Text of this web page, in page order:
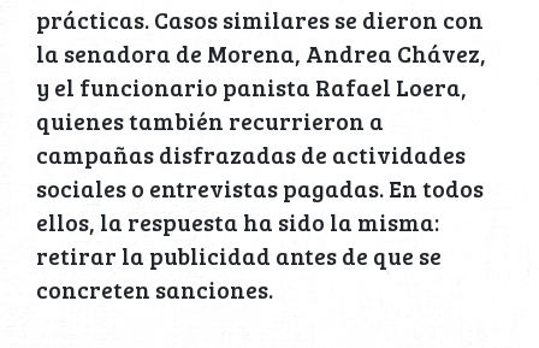
prácticas. Casos similares se dieron con
la senadora de Morena, Andrea Chávez,
y el funcionario panista Rafael Loera,
quienes también recurrieron a
campañas disfrazadas de actividades
sociales o entrevistas pagadas. En todos
ellos, la respuesta ha sido la misma:
retirar la publicidad antes de que se
concreten sanciones.